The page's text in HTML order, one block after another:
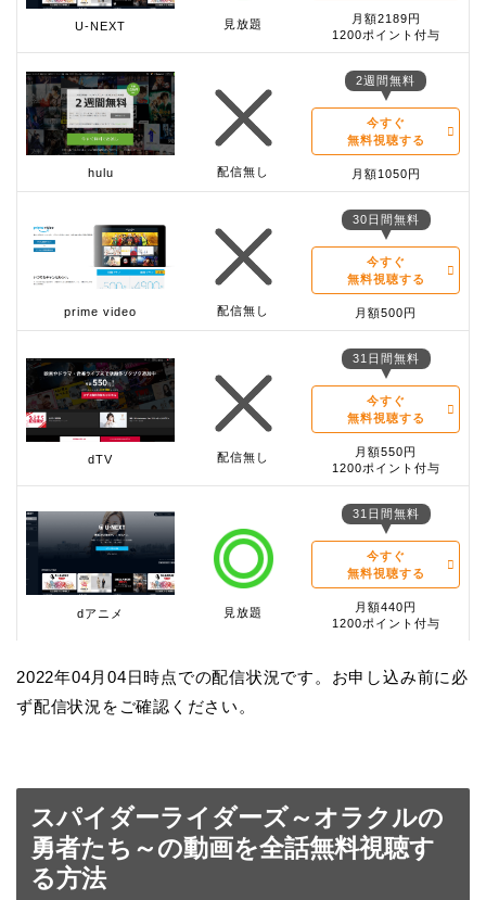
U-NEXT 見放題
月額2189円
1200ポイント付与
hulu 配信無し
2週間無料
今すぐ
無料視聴する
月額1050円
prime video 配信無し
30日間無料
今すぐ
無料視聴する
月額500円
dTV 配信無し
31日間無料
今すぐ
無料視聴する
月額550円
1200ポイント付与
dアニメ 見放題
31日間無料
今すぐ
無料視聴する
月額440円
1200ポイント付与
2022年04月04日時点での配信状況です。お申し込み前に必
ず配信状況をご確認ください。
スパイダーライダーズ～オラクルの
勇者たち～の動画を全話無料視聴す
る方法